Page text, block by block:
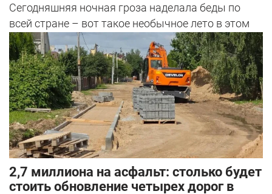
Сегодняшняя ночная гроза наделала беды по
всей стране – вот такое необычное лето в этом
году.
2,7 миллиона на асфальт: столько будет
стоить обновление четырех дорог в